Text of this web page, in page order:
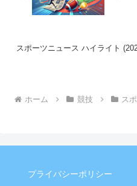
スポーツニュース ハイライト
ホーム 競技 ス
プライバシーポリシー